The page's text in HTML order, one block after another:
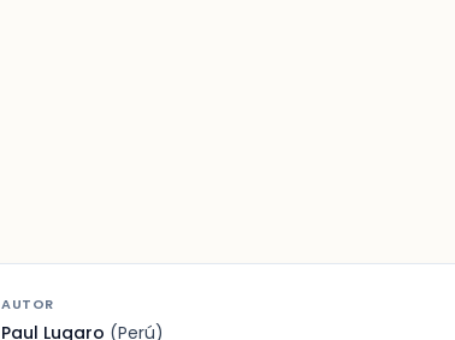
AUTOR
Paul Lugaro (Perú)